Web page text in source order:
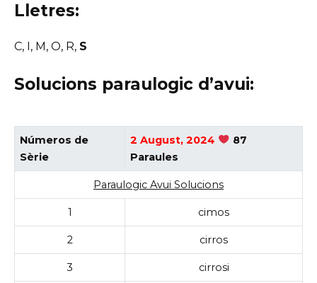
Lletres:
C, I, M, O, R, S
Solucions paraulogic d’avui:
Números de
Sèrie
2 August, 2024
87
Paraules
Paraulogic Avui Solucions
1 cimos
2 cirros
3 cirrosi